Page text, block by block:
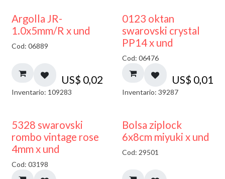
Argolla JR-
1.0x5mm/R x und
Cod: 06889
US$ 0,02
Inventario: 109283
0123 oktan
swarovski crystal
PP14 x und
Cod: 06476
US$ 0,01
Inventario: 39287
5328 swarovski
rombo vintage rose
4mm x und
Cod: 03198
¡NUEVO!
Bolsa ziplock
6x8cm miyuki x und
Cod: 29501